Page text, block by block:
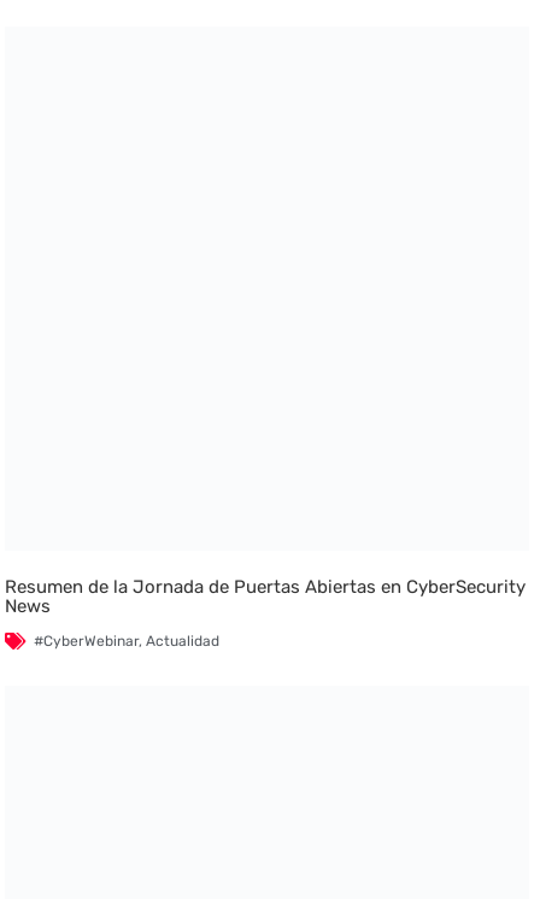
Resumen de la Jornada de Puertas Abiertas en CyberSecurity
News
#CyberWebinar,Actualidad